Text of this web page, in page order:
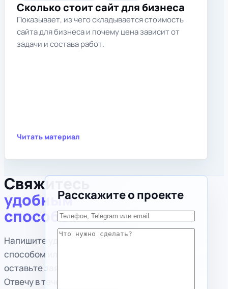
Сколько стоит сайт для бизнеса
Показывает, из чего складывается стоимость
сайта для бизнеса и почему цена зависит от
задачи и состава работ.
Читать материал
Свяжитесь
удобным
способом
Напишите удобным
способом или
оставьте заявку.
Отвечу в течение
Организация
Расскажите о проекте
Телефон, Telegram или email
Что нужно сделать?